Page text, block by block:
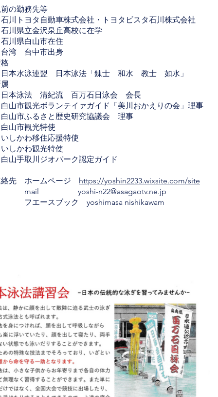
の勤務先等
トヨタ自動車株式会社・トヨタビスタ石川株式会社
県立金沢泉丘高校に在学
川県白山市在住
湾 台中市出身
本水泳連盟 日本泳法「錬士 和水 教士 如水」
本泳法 清紀流 百万石日泳会 会長
市観光ボランテイァガイド「美川おかえりの会」理事
山市ふるさと歴史研究協議会 理事
山市観光特使
しかわ移住応援特使
しかわ観光特使
手取川ジオパーク認定ガイド
絡先 ホームページ https://yoshin2233.wixsite.com/site
yoshi-n22@asagaotv.ne.jp
エースブック yoshimasa nishikawam